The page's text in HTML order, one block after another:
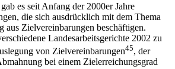
es seit Anfang der 2000er Jahre
die sich ausdrücklich mit dem Thema
aus Zielvereinbarungen beschäftigen.
Landesarbeitsgerichte 2002 zu
von Zielvereinbarungen45, der
bei einem Zielerreichungsgrad